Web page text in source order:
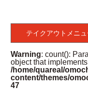
テイクアウトメニュ
Warning: count():
object that
/home/quareal/
content/themes/
47